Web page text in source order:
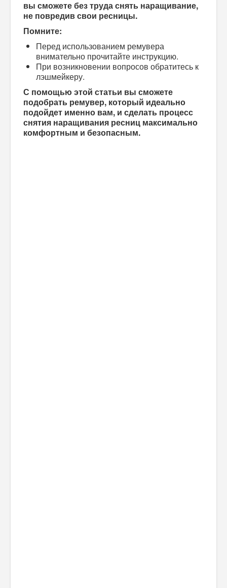
вы сможете без труда снять наращивание,
не повредив свои ресницы.
Помните:
Перед использованием ремувера
внимательно прочитайте инструкцию.
При возникновении вопросов обратитесь к
лэшмейкеру.
С помощью этой статьи вы сможете
подобрать ремувер, который идеально
подойдет именно вам, и сделать процесс
снятия наращивания ресниц максимально
комфортным и безопасным.